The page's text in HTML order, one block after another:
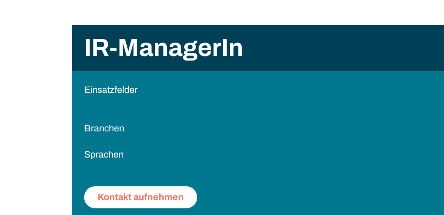
IR-ManagerIn
Einsatzfelder
Branchen
Sprachen
Kontakt aufnehmen